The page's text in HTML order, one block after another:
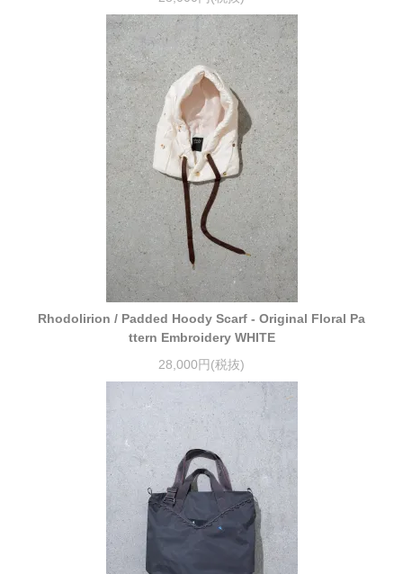
Rhodolirion / Padded Hoody Scarf - Original Floral Pa
ttern Embroidery WHITE
28,000円(税抜)